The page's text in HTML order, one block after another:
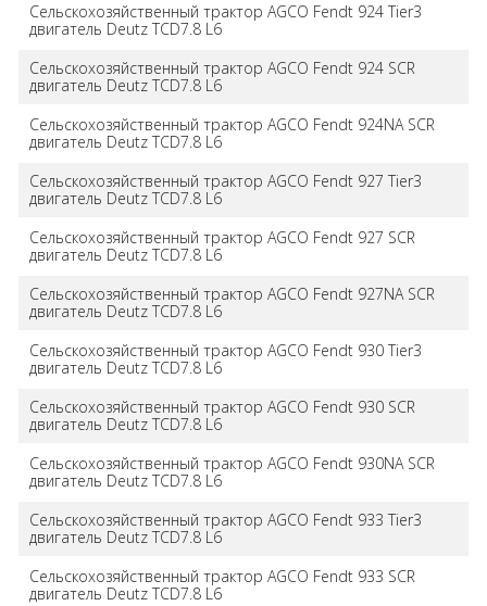
Сельскохозяйственный трактор AGCO Fendt 924 Tier3
двигатель Deutz TCD7.8 L6
Сельскохозяйственный трактор AGCO Fendt 924 SCR
двигатель Deutz TCD7.8 L6
Сельскохозяйственный трактор AGCO Fendt 924NA SCR
двигатель Deutz TCD7.8 L6
Сельскохозяйственный трактор AGCO Fendt 927 Tier3
двигатель Deutz TCD7.8 L6
Сельскохозяйственный трактор AGCO Fendt 927 SCR
двигатель Deutz TCD7.8 L6
Сельскохозяйственный трактор AGCO Fendt 927NA SCR
двигатель Deutz TCD7.8 L6
Сельскохозяйственный трактор AGCO Fendt 930 Tier3
двигатель Deutz TCD7.8 L6
Сельскохозяйственный трактор AGCO Fendt 930 SCR
двигатель Deutz TCD7.8 L6
Сельскохозяйственный трактор AGCO Fendt 930NA SCR
двигатель Deutz TCD7.8 L6
Сельскохозяйственный трактор AGCO Fendt 933 Tier3
двигатель Deutz TCD7.8 L6
Сельскохозяйственный трактор AGCO Fendt 933 SCR
двигатель Deutz TCD7.8 L6